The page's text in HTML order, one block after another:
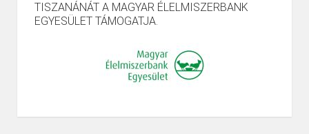
TISZANÁNÁT A MAGYAR ÉLELMISZERBANK
EGYESÜLET TÁMOGATJA.